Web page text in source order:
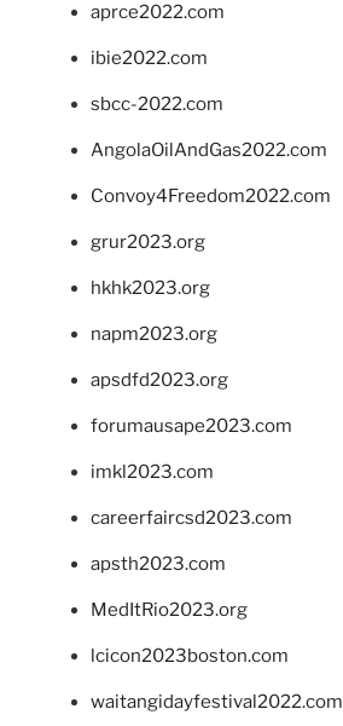
aprce2022.com
ibie2022.com
sbcc-2022.com
AngolaOilAndGas2022.com
Convoy4Freedom2022.com
grur2023.org
hkhk2023.org
napm2023.org
apsdfd2023.org
forumausape2023.com
imkl2023.com
careerfaircsd2023.com
apsth2023.com
MedItRio2023.org
lcicon2023boston.com
waitangidayfestival2022.com